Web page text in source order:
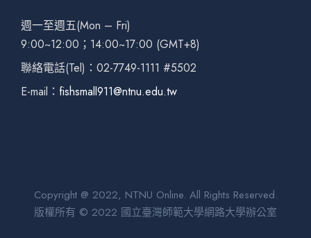
週一至週五(Mon – Fri)
9:00~12:00；14:00~17:00 (GMT+8)
聯絡電話(Tel)：02-7749-1111 #5502
E-mail： fishsmall911@ntnu.edu.tw
Copyright @ 2022, NTNU Online. All Rights Reserved.
版權所有 © 2022 國立臺灣師範大學網路大學辦公室